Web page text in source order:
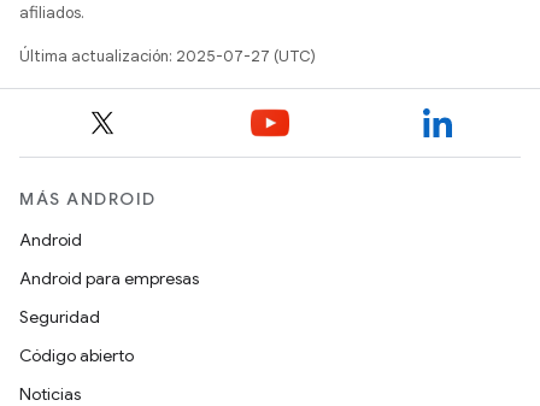
afiliados.
Última actualización: 2025-07-27 (UTC)
MÁS ANDROID
Android
Android para empresas
Seguridad
Código abierto
Noticias